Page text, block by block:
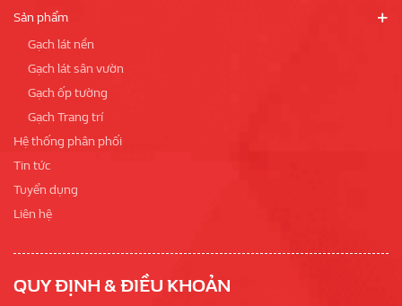
Sản phẩm
Gạch lát nền
Gạch lát sân vườn
Gạch ốp tường
Gạch Trang trí
Hệ thống phân phối
Tin tức
Tuyển dụng
Liên hệ
QUY ĐỊNH & ĐIỀU KHOẢN